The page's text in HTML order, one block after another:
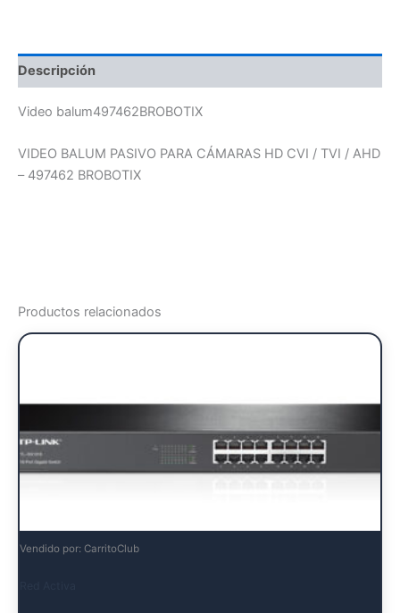
Descripción
Video balum497462BROBOTIX
VIDEO BALUM PASIVO PARA CÁMARAS HD CVI / TVI / AHD
– 497462 BROBOTIX
Productos relacionados
Vendido por: CarritoClub